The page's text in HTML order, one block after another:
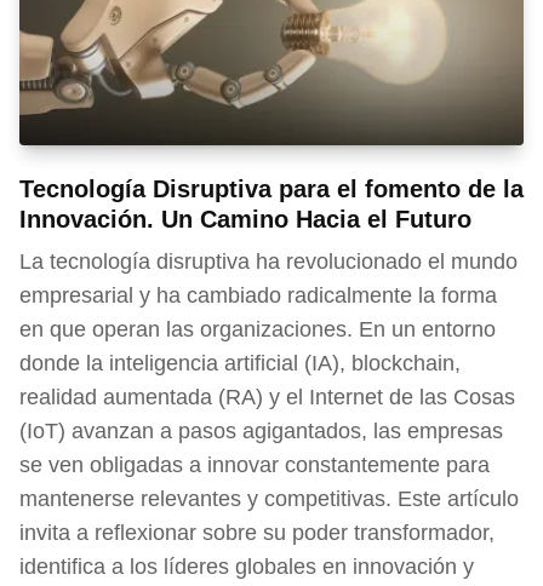
Tecnología Disruptiva para el fomento de la
Innovación. Un Camino Hacia el Futuro
La tecnología disruptiva ha revolucionado el mundo
empresarial y ha cambiado radicalmente la forma
en que operan las organizaciones. En un entorno
donde la inteligencia artificial (IA), blockchain,
realidad aumentada (RA) y el Internet de las Cosas
(IoT) avanzan a pasos agigantados, las empresas
se ven obligadas a innovar constantemente para
mantenerse relevantes y competitivas. Este artículo
invita a reflexionar sobre su poder transformador,
identifica a los líderes globales en innovación y